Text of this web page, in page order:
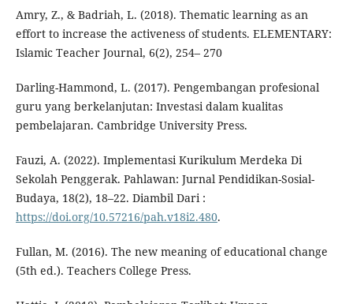
Amry, Z., & Badriah, L. (2018). Thematic learning as an
effort to increase the activeness of students. ELEMENTARY:
Islamic Teacher Journal, 6(2), 254– 270
Darling-Hammond, L. (2017). Pengembangan profesional
guru yang berkelanjutan: Investasi dalam kualitas
pembelajaran. Cambridge University Press.
Fauzi, A. (2022). Implementasi Kurikulum Merdeka Di
Sekolah Penggerak. Pahlawan: Jurnal Pendidikan-Sosial-
Budaya, 18(2), 18–22. Diambil Dari :
https://doi.org/10.57216/pah.v18i2.480.
Fullan, M. (2016). The new meaning of educational change
(5th ed.). Teachers College Press.